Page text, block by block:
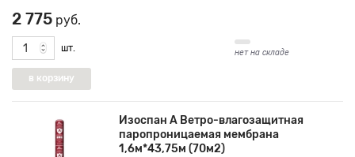
2 775 руб.
шт. нет на складе
Изоспан А Ветро-влагозащитная
паропроницаемая мембрана
1,6м*43,75м (70м2)